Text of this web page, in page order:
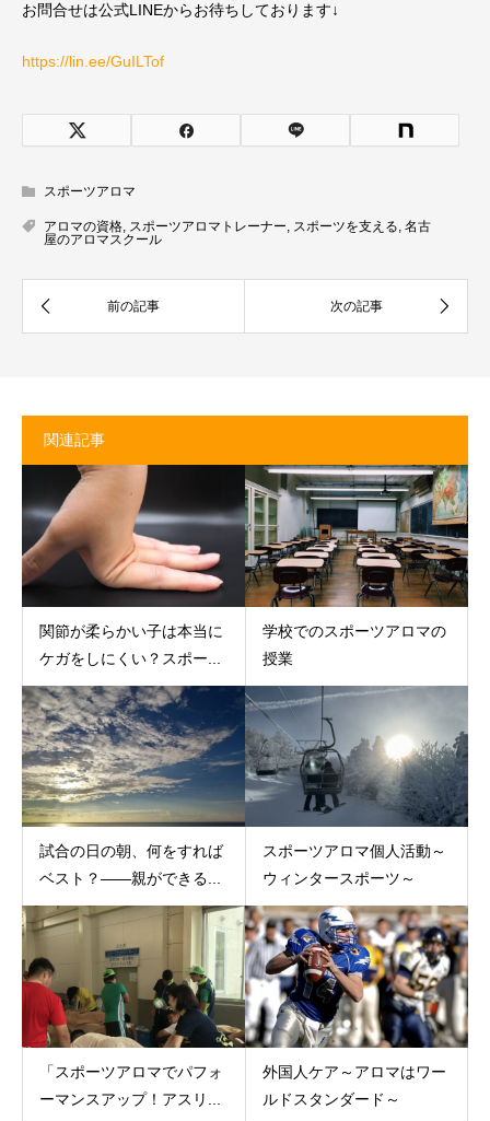
お問合せは公式LINEからお待ちしております↓
https://lin.ee/GuILTof
スポーツアロマ
アロマの資格, スポーツアロマトレーナー, スポーツを支える, 名古
屋のアロマスクール
関連記事
関節が柔らかい子は本当に
ケガをしにくい？スポー...
学校でのスポーツアロマの
授業
試合の日の朝、何をすれば
ベスト？——親ができる...
スポーツアロマ個人活動～
ウィンタースポーツ～
「スポーツアロマでパフォ
ーマンスアップ！アスリ...
外国人ケア～アロマはワー
ルドスタンダード～